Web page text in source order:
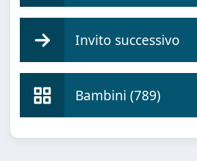
Invito successivo
Bambini (789)